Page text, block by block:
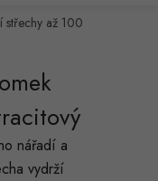
střechy až 100
nářadí a
vydrží